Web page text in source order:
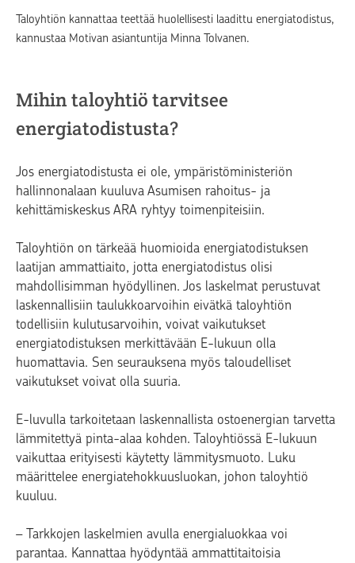
Taloyhtiön kannattaa teettää huolellisesti laadittu energiatodistus,
kannustaa Motivan asiantuntija Minna Tolvanen.
Mihin taloyhtiö tarvitsee
energiatodistusta?
Jos energiatodistusta ei ole, ympäristöministeriön
hallinnonalaan kuuluva Asumisen rahoitus- ja
kehittämiskeskus ARA ryhtyy toimenpiteisiin.
Taloyhtiön on tärkeää huomioida energiatodistuksen
laatijan ammattiaito, jotta energiatodistus olisi
mahdollisimman hyödyllinen. Jos laskelmat perustuvat
laskennallisiin taulukkoarvoihin eivätkä taloyhtiön
todellisiin kulutusarvoihin, voivat vaikutukset
energiatodistuksen merkittävään E-lukuun olla
huomattavia. Sen seurauksena myös taloudelliset
vaikutukset voivat olla suuria.
E-luvulla tarkoitetaan laskennallista ostoenergian tarvetta
lämmitettyä pinta-alaa kohden. Taloyhtiössä E-lukuun
vaikuttaa erityisesti käytetty lämmitysmuoto. Luku
määrittelee energiatehokkuusluokan, johon taloyhtiö
kuuluu.
– Tarkkojen laskelmien avulla energialuokkaa voi
parantaa. Kannattaa hyödyntää ammattitaitoisia